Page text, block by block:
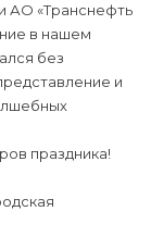
АО «Транснефть
в нашем
без
и
праздника!